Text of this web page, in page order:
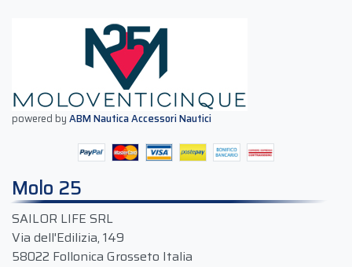
powered byABM Nautica Accessori Nautici
Molo 25
SAILOR LIFE SRL
Via dell'Edilizia, 149
58022 Follonica Grosseto Italia